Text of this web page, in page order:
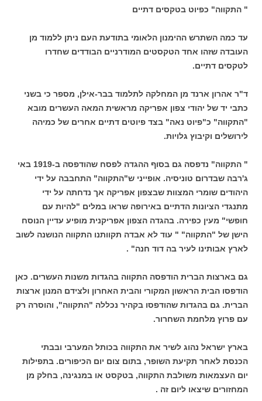
" התקווה" כפיוט בטקסים דתיים
עד כמה השתרש ההימנון הלאומי בתודעת העם ניתן ללמוד מן
העובדה שזהו אחד הטקסטים המודרניים הבודדים שחדרו
לטקסים דתיים.
ד"ר אהרון ארנד מן המחלקה לתלמוד בבר-אילן, מספר כי בשני
כתבי יד של יהודי צפון אפריקה מראשית המאה העשרים מובא
"התקווה" כ"פיוט נאה" בצד פיוטים דתיים אחרים של כמיהה
לירושלים וקיבוץ גלויות.
" התקווה" נדפסה גם בסוף ההגדה לפסח שהודפסה ב-1919 באי
ג'רבה שבדרום טוניסיה. אופייני ש"התקווה" התחבבה על ידי
היהודים שומרי המצוות שבצפון אפריקה אך נדחתה על ידי
מתנגדי הציונות הדתיים באירופה שראו במלים "להיות עם
חופשי" מעין כפירה. בהגדה הצפון אפריקנית מופיע עדיין הנוסח
הישן של "התקווה" " עוד לא אבדה תקוותנו התקווה הנושנה לשוב
לארץ אבותינו לעיר בה דוד חנה" .
גם בארצות הברית הודפסה התקווה בהגדות משנות העשרים. כאן
הודפסו הבית הראשון המקורי והבית האחרון ולצידם המנון ארצות
הברית. גם בהגדות שהודפסו בקהיר נכללה "התקווה", והוסרה רק
עם פרוץ מלחמת השחרור.
בארץ ישראל נהוג לשיר את התקווה בכותל המערבי ובבתי
הכנסת לאחר תקיעת השופר, בתום צום יום הכיפורים. בתפילות
יום העצמאות משולבת התקווה, בטקסט או במנגינה, בחלק מן
המחזורים שיצאו ליום זה .